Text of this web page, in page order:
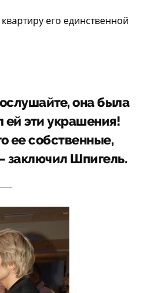
его единственной
она была
ей эти украшения!
ее собственные,
заключил Шпигель.